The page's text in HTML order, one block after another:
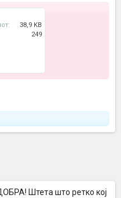
38,9 KB
249
Штета што ретко кој